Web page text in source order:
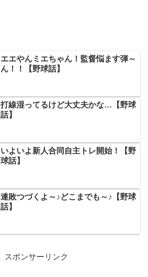
エエやんミエちゃん！監督悩ます弾～
ん！！【野球話】
打線湿ってるけど大丈夫かな…【野球
話】
いよいよ新人合同自主トレ開始！【野
球話】
連敗つづくよ～♪どこまでも～♪【野球
話】
スポンサーリンク